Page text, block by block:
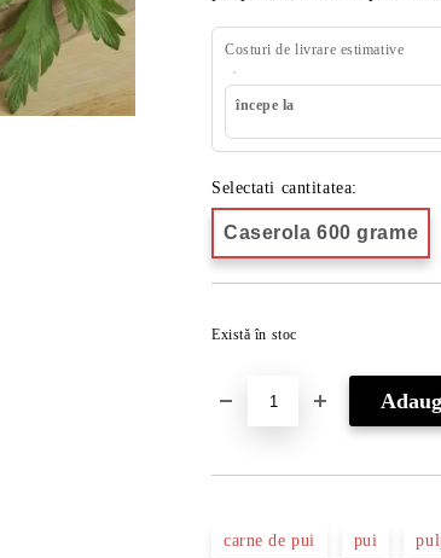
Costuri de livrare estimative
începe la
Selectati cantitatea:
Caserola 600 grame
Există în stoc
carne de pui pui